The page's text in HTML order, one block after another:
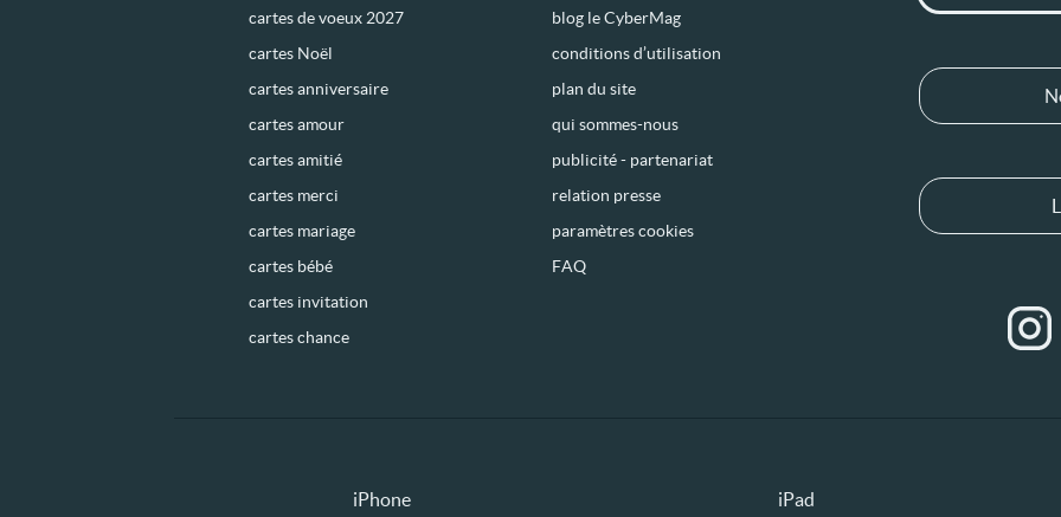
cartes de voeux 2027
cartes Noël
cartes anniversaire
cartes amour
cartes amitié
cartes merci
cartes mariage
cartes bébé
cartes invitation
cartes chance
blog le CyberMag
conditions d’utilisation
plan du site
qui sommes-nous
publicité - partenariat
relation presse
paramètres cookies
FAQ
iPhone iPad